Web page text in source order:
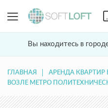
Вы находитесь в
ГЛАВНАЯ
АРЕНДА КВАРТИР
ВОЗЛЕ МЕТРО